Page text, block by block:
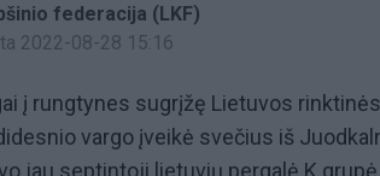
federacija (LKF)
2022-08-28 15:16
į rungtynes sugrįžę Lietuvos rinktinės
vargo įveikė svečius iš
jau septintoji lietuvių pergalė K